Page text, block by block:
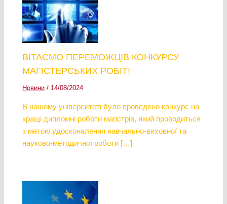
ВІТАЄМО ПЕРЕМОЖЦІВ КОНКУРСУ
МАГІСТЕРСЬКИХ РОБІТ!
Новини / 14/08/2024
В нашому університеті було проведено конкурс на
кращі дипломні роботи магістрів, який проводиться
з метою удосконалення навчально-виховної та
науково-методичної роботи […]